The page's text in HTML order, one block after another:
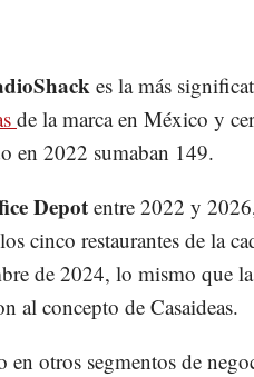
es la más
de la marca en México y
en 2022 sumaban 149.
Depot entre 2022 y
cinco restaurantes de la
de 2024, lo mismo que
al concepto de Casaideas.
en otros segmentos de